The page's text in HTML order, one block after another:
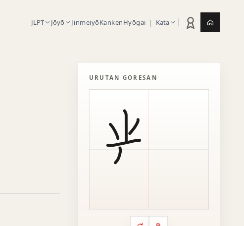
JLPT Jōyō JinmeiyōKankenHyōgai | Kata Statistik latihan
URUTAN GORESAN